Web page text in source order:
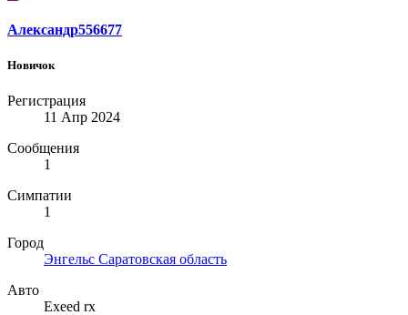
Александр556677
Новичок
Регистрация
11 Апр 2024
Сообщения
1
Симпатии
1
Город
Энгельс Саратовская область
Авто
Exeed rx